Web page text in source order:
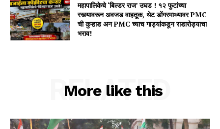
महापालिकेचे ‘बिल्डर राज’ उघड ! १२ फुटांच्या
रस्त्यावरून अवजड वाहतूक, थेट डोंगरमाथ्यावर PMC
ची कुऱ्हाड अन PMC च्याच गाड्यांकडून राडारोड्याचा
भराव!
More like this
RELATED